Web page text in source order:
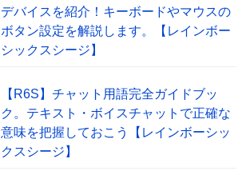
デバイスを紹介！キーボードやマウスの
ボタン設定を解説します。【レインボー
シックスシージ】
【R6S】チャット用語完全ガイドブッ
ク。テキスト・ボイスチャットで正確な
意味を把握しておこう【レインボーシッ
クスシージ】